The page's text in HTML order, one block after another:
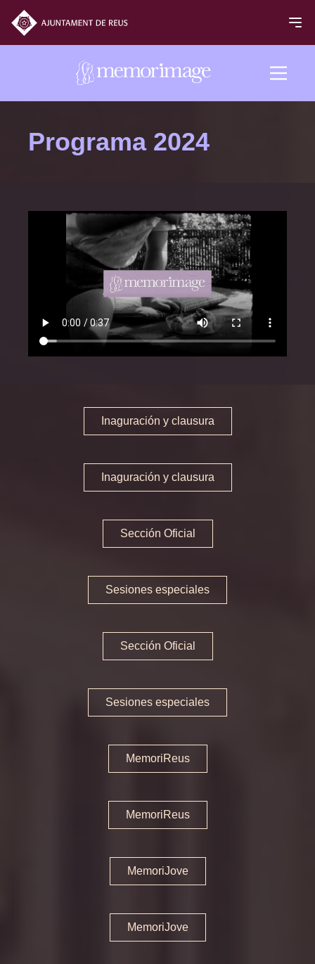
Edición 2024
NOTICIAS
PROGRAMA
Programa 2024
Inaguración y clausura
Inaguración y clausura
Sección Oficial
Sesiones especiales
MemoriReus
Programa 2024
Sección Oficial
Sesiones especiales
Entradas y horarios
Programa 2024
Inaguración y clausura
Inaguración y clausura
Sección Oficial
Sesiones especiales
Sección Oficial
Sesiones especiales
MemoriReus
MemoriReus
MemoriJove
MemoriJove